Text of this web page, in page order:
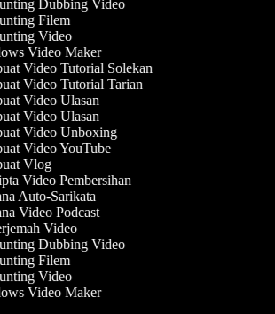
Dubbing Video
Filem
Video
Video Maker
Video Tutorial Solekan
Video Tutorial Tarian
Video Ulasan
Video Ulasan
Video Unboxing
Video YouTube
Vlog
Video Pembersihan
Auto-Sarikata
Video Podcast
Video
Dubbing Video
Filem
Video
Video Maker